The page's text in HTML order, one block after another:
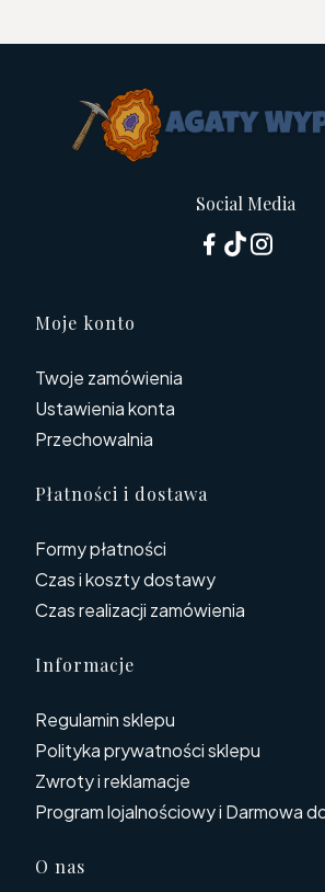
Social Media
Linki w stopce
Moje konto
Twoje zamówienia
Ustawienia konta
Przechowalnia
Płatności i dostawa
Formy płatności
Czas i koszty dostawy
Czas realizacji zamówienia
Informacje
Regulamin sklepu
Polityka prywatności sklepu
Zwroty i reklamacje
Program lojalnościowy i Darmowa
O nas